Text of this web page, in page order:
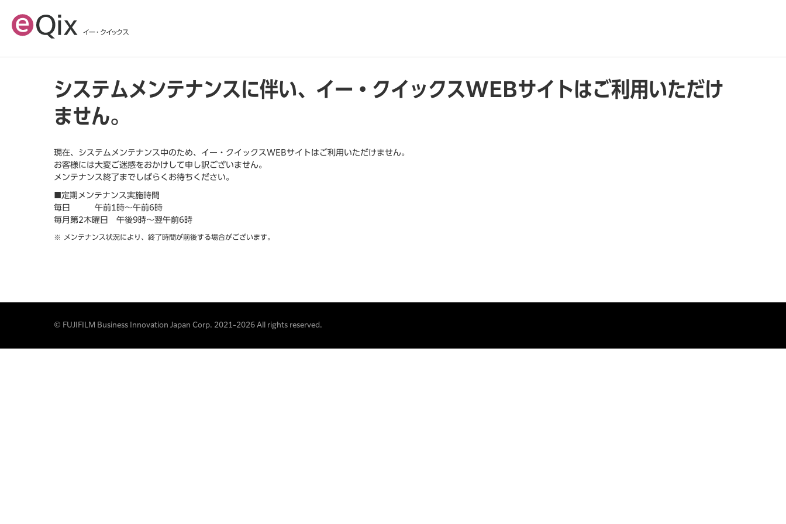
システムメンテナンスに伴い、イー・クイックスWEBサイトはご利用いただけ
ません。
現在、システムメンテナンス中のため、イー・クイックスWEBサイトはご利用いただけません。
お客様には大変ご迷惑をおかけして申し訳ございません。
メンテナンス終了までしばらくお待ちください。
■定期メンテナンス実施時間
毎日 午前1時～午前6時
毎月第2木曜日 午後9時～翌午前6時
メンテナンス状況により、終了時間が前後する場合がございます。
© FUJIFILM Business Innovation Japan Corp. 2021-2026 All rights reserved.